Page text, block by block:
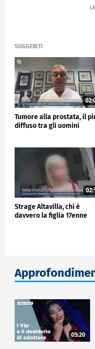
SUGGERITI
Tumore alla prostata, il
diffuso tra gli uomini
Strage Altavilla, chi è
davvero la figlia 17enne
05:20